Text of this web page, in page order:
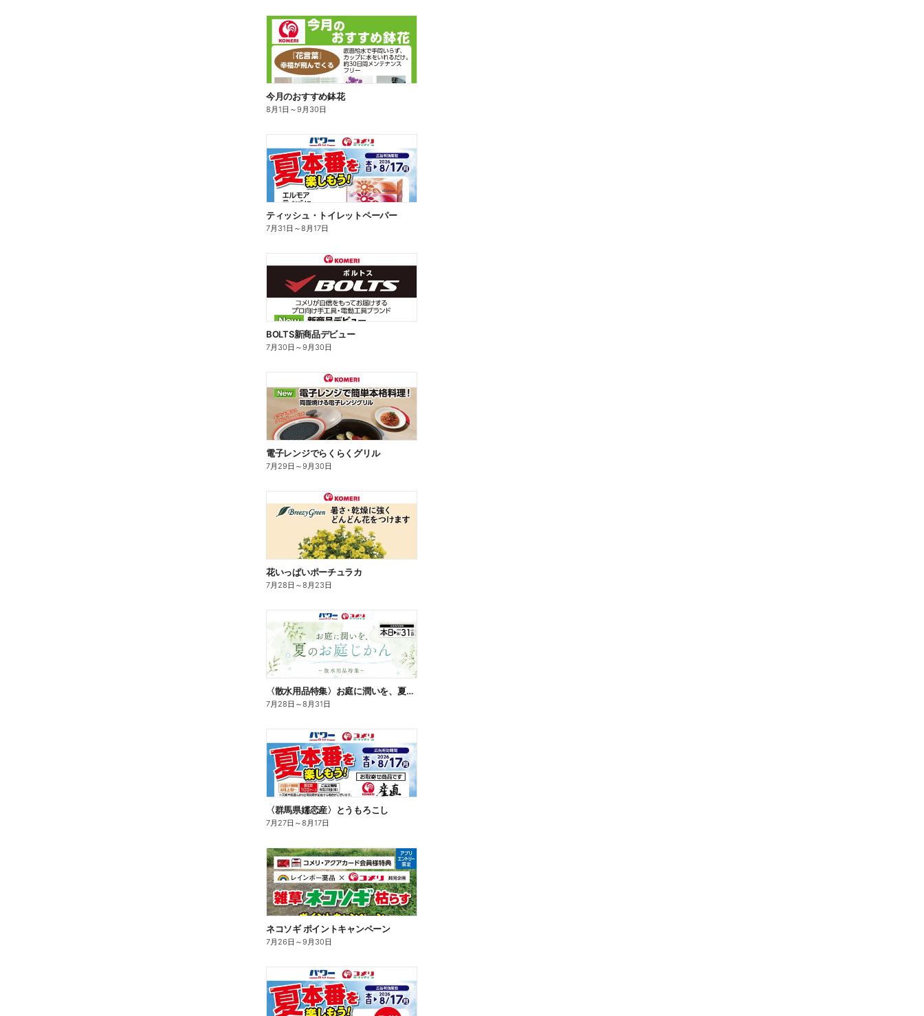
今月のおすすめ鉢花
8月1日 ～9月30日
ティッシュ・トイレットペーパー
7月31日 ～8月17日
BOLTS新商品デビュー
7月30日 ～9月30日
電子レンジでらくらくグリル
7月29日 ～9月30日
花いっぱいポーチュラカ
7月28日 ～8月23日
〈散水用品特集〉お庭に潤いを、夏のお庭じかん
7月28日 ～8月31日
〈群馬県嬬恋産〉とうもろこし
7月27日 ～8月17日
ネコソギ ポイントキャンペーン
7月26日 ～9月30日